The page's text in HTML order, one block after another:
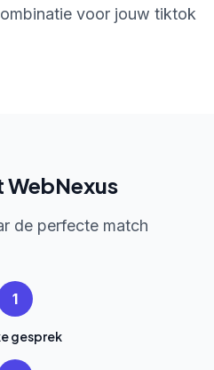
voor jouw tiktok
WebNexus
de perfecte match
1
gesprek